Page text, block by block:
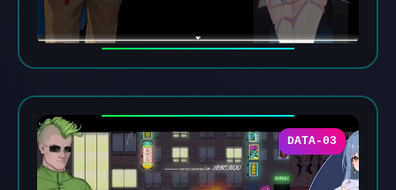
DATA-03